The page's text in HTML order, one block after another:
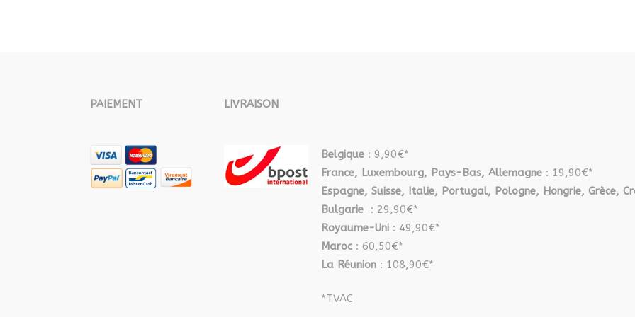
PAIEMENT LIVRAISON
Belgique : 9,90€*
France, Luxembourg, Pays-Bas, Allemagne : 19,90€*
Espagne, Suisse, Italie, Portugal, Pologne, Hongrie, Grèce,
Bulgarie
: 29,90€*
Royaume-Uni : 49,90€*
Maroc : 60,50€*
La Réunion : 108,90€*
*TVAC